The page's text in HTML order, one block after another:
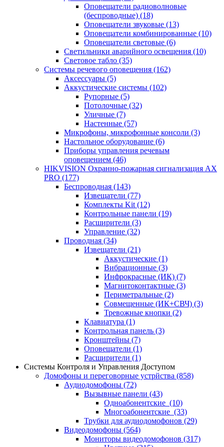
Оповещатели радиоволновые
(беспроводные) (18)
Оповещатели звуковые (13)
Оповещатели комбинированные (10)
Оповещатели световые (6)
Светильники аварийного освещения (10)
Световое табло (35)
Системы речевого оповещения (162)
Аксессуары (5)
Аккустические системы (102)
Рупорные (5)
Потолочные (32)
Уличные (7)
Настенные (57)
Микрофоны, микрофонные консоли (3)
Настольное оборудование (6)
Приборы управления речевым
оповещением (46)
HIKVISION Охранно-пожарная сигнализация AX
PRO (177)
Беспроводная (143)
Извещатели (77)
Комплекты Kit (12)
Контрольные панели (19)
Расширители (3)
Управление (32)
Проводная (34)
Извещатели (21)
Аккустические (1)
Вибрационные (3)
Инфрокрасные (ИК) (7)
Магнитоконтактные (3)
Периметральные (2)
Совмещенные (ИК+СВЧ) (3)
Тревожные кнопки (2)
Клавиатура (1)
Контрольная панель (3)
Кронштейны (7)
Оповещатели (1)
Расширители (1)
Системы Контроля и Управления Доступом
Домофоны и переговорные устрйства (858)
Аудиодомофоны (72)
Вызывные панели (43)
Одноабонентские (10)
Многоабонентские (33)
Трубки для аудиодомофонов (29)
Видеодомофоны (564)
Мониторы видеодомофонов (317)